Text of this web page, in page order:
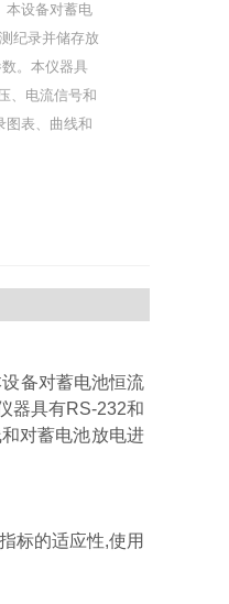
本设备对蓄电
纪录并储存放
。本仪器具
、电流信号和
图表、曲线和
备对蓄电池恒流
器具有RS-232和
对蓄电池放电进
标的适应性,使用